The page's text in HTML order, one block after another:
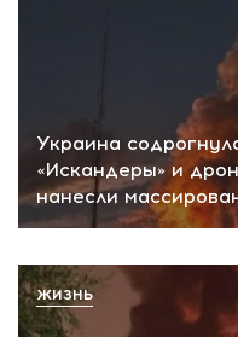
Украина
«Искандеры» и
нанесли
ЖИЗНЬ